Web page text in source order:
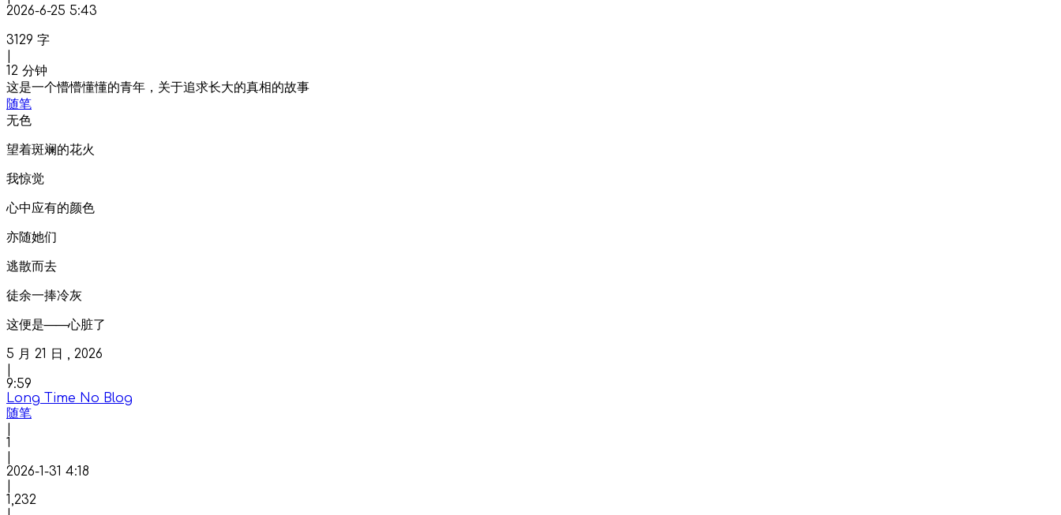
2026-6-25 5:43
3129 字
12 分钟
这是一个懵懵懂懂的青年，关于追求长大的真相的故事
随笔
无色
望着斑斓的花火
我惊觉
心中应有的颜色
亦随她们
逃散而去
徒余一捧冷灰
这便是——心脏了
5 月 21 日 , 2026
9:59
Long Time No Blog
随笔
1
2026-1-31 4:18
1,232